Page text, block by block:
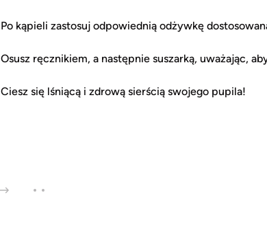
Po kąpieli zastosuj odpowiednią odżywkę
Osusz ręcznikiem, a następnie suszarką, uważając,
Ciesz się lśniącą i zdrową sierścią swojego pupila!